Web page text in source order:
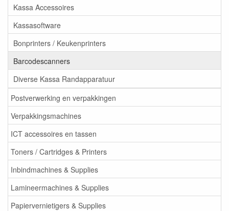
Kassa Accessoires
Kassasoftware
Bonprinters / Keukenprinters
Barcodescanners
Diverse Kassa Randapparatuur
Postverwerking en verpakkingen
Verpakkingsmachines
ICT accessoires en tassen
Toners / Cartridges & Printers
Inbindmachines & Supplies
Lamineermachines & Supplies
Papiervernietigers & Supplies